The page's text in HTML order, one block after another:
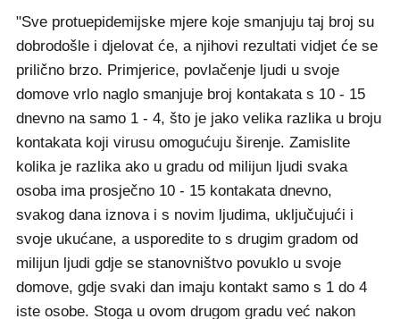
"Sve protuepidemijske mjere koje smanjuju taj broj su
dobrodošle i djelovat će, a njihovi rezultati vidjet će se
prilično brzo. Primjerice, povlačenje ljudi u svoje
domove vrlo naglo smanjuje broj kontakata s 10 - 15
dnevno na samo 1 - 4, što je jako velika razlika u broju
kontakata koji virusu omogućuju širenje. Zamislite
kolika je razlika ako u gradu od milijun ljudi svaka
osoba ima prosječno 10 - 15 kontakata dnevno,
svakog dana iznova i s novim ljudima, uključujući i
svoje ukućane, a usporedite to s drugim gradom od
milijun ljudi gdje se stanovništvo povuklo u svoje
domove, gdje svaki dan imaju kontakt samo s 1 do 4
iste osobe. Stoga u ovom drugom gradu već nakon